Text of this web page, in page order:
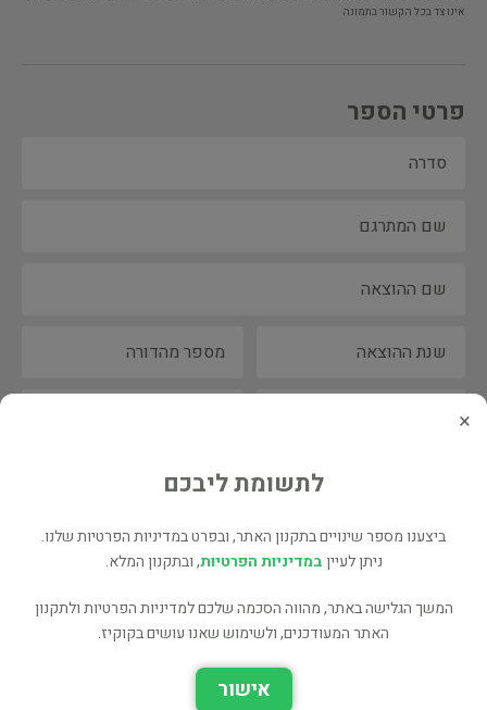
אינו צד בכל הקשור בתמונה
פרטי הספר
הקדשת המחבר\המתרגם
×
לתשומת ליבכם
ביצענו מספר שינויים בתקנון האתר, ובפרט במדיניות הפרטיות שלנו.
ניתן לעייןבמדיניות הפרטיות, ובתקנון המלא.
המשך הגלישה באתר, מהווה הסכמה שלכם למדיניות הפרטיות ולתקנון
האתר המעודכנים, ולשימוש שאנו עושים בקוקיז.
אישור